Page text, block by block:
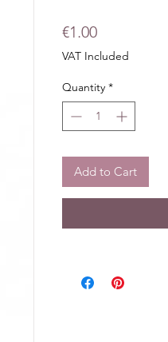
€1.00Price
VAT Included
Quantity *
Add to Cart